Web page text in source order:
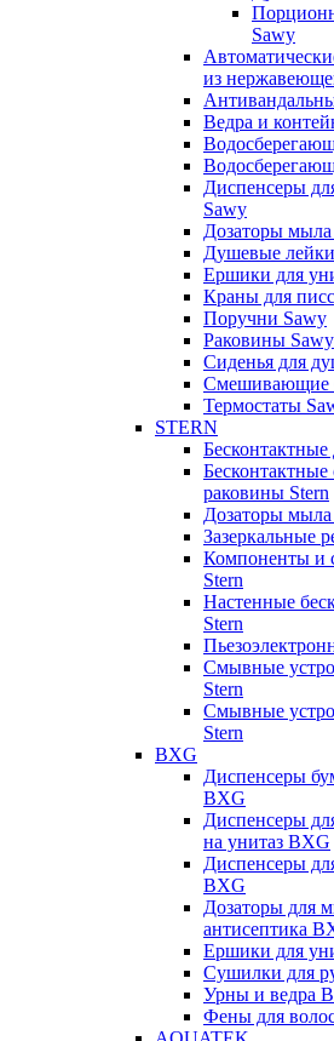
Sawy
из
Ведра и
Диспенсеры
Sawy
Дозаторы
Душевые
Ершики для
Краны для
Поручни Sawy
Раковины Sawy
Сиденья для
Смешивающие
Термостаты
STERN
Бесконтактные
раковины Stern
Дозаторы мыла
Зазеркальные
Компоненты и
Stern
Настенные
Stern
Смывные
Stern
Смывные
Stern
BXG
Диспенсеры
BXG
Диспенсеры
на унитаз BXG
Диспенсеры
BXG
Дозаторы для
антисептика
Ершики для
Сушилки для
Урны и ведра
Фены для